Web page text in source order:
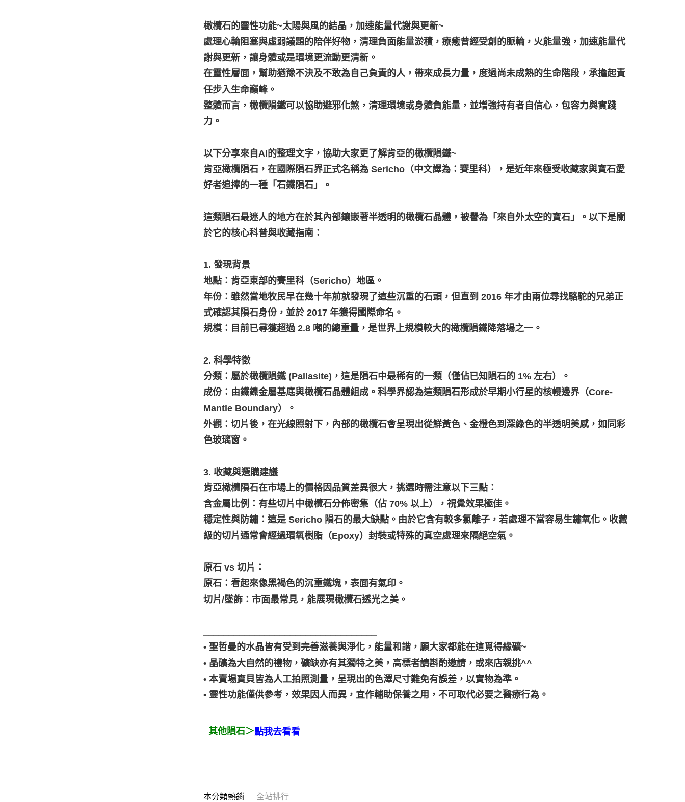
橄欖石的靈性功能~太陽與風的結晶，加速能量代謝與更新~
處理心輪阻塞與虛弱議題的陪伴好物，清理負面能量淤積，療癒曾經受創的脈輪，火能量強，加速能量代
謝與更新，讓身體或是環境更流動更清新。
在靈性層面，幫助猶豫不決及不敢為自己負責的人，帶來成長力量，度過尚未成熟的生命階段，承擔起責
任步入生命巔峰。
整體而言，橄欖隕鐵可以協助避邪化煞，清理環境或身體負能量，並增強持有者自信心，包容力與實踐
力。
以下分享來自AI的整理文字，協助大家更了解肯亞的橄欖隕鐵~
肯亞橄欖隕石，在國際隕石界正式名稱為 Sericho（中文譯為：賽里科），是近年來極受收藏家與寶石愛
好者追捧的一種「石鐵隕石」。
這類隕石最迷人的地方在於其內部鑲嵌著半透明的橄欖石晶體，被譽為「來自外太空的寶石」。以下是關
於它的核心科普與收藏指南：
1. 發現背景
地點：肯亞東部的賽里科（Sericho）地區。
年份：雖然當地牧民早在幾十年前就發現了這些沉重的石頭，但直到 2016 年才由兩位尋找駱駝的兄弟正
式確認其隕石身份，並於 2017 年獲得國際命名。
規模：目前已尋獲超過 2.8 噸的總重量，是世界上規模較大的橄欖隕鐵降落場之一。
2. 科學特徵
分類：屬於橄欖隕鐵 (Pallasite)，這是隕石中最稀有的一類（僅佔已知隕石的 1% 左右）。
成份：由鐵鎳金屬基底與橄欖石晶體組成。科學界認為這類隕石形成於早期小行星的核幔邊界（Core-
Mantle Boundary）。
外觀：切片後，在光線照射下，內部的橄欖石會呈現出從鮮黃色、金橙色到深綠色的半透明美感，如同彩
色玻璃窗。
3. 收藏與選購建議
肯亞橄欖隕石在市場上的價格因品質差異很大，挑選時需注意以下三點：
含金屬比例：有些切片中橄欖石分佈密集（佔 70% 以上），視覺效果極佳。
穩定性與防鏽：這是 Sericho 隕石的最大缺點。由於它含有較多氯離子，若處理不當容易生鏽氧化。收藏
級的切片通常會經過環氧樹脂（Epoxy）封裝或特殊的真空處理來隔絕空氣。
原石 vs 切片：
原石：看起來像黑褐色的沉重鐵塊，表面有氣印。
切片/墜飾：市面最常見，能展現橄欖石透光之美。
• 聖哲曼的水晶皆有受到完善滋養與淨化，能量和諧，願大家都能在這覓得緣礦~
• 晶礦為大自然的禮物，礦缺亦有其獨特之美，高標者請斟酌邀請，或來店親挑^^
• 本賣場寶貝皆為人工拍照測量，呈現出的色澤尺寸難免有誤差，以實物為準。
• 靈性功能僅供參考，效果因人而異，宜作輔助保養之用，不可取代必要之醫療行為。
其他隕石＞點我去看看
本分類熱銷 全站排行